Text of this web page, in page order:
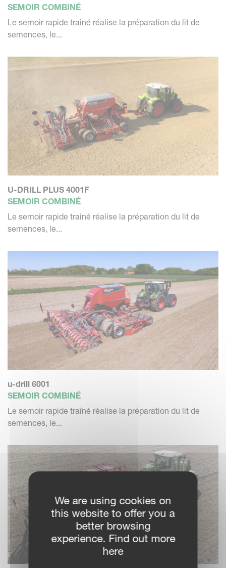
SEMOIR COMBINÉ
Le semoir rapide trainé réalise la préparation du lit de
semences, le...
U-DRILL PLUS 4001F
SEMOIR COMBINÉ
Le semoir rapide trainé réalise la préparation du lit de
semences, le...
u-drill 6001
SEMOIR COMBINÉ
Le semoir rapide traîné réalise la préparation du lit de
semences, le...
We are using cookies on
this website to offer you a
better browsing
experience. Find out more
here